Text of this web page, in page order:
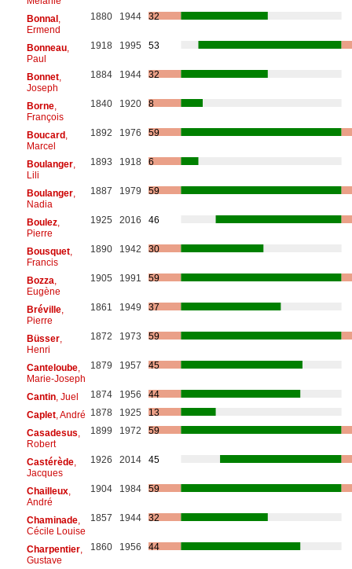
Bonnal,
Ermend
1880 1944 32
Bonneau,
Paul
1918 1995 53
Bonnet,
Joseph
1884 1944 32
Borne,
François
1840 1920 8
Boucard,
Marcel
1892 1976 59
Boulanger,
Lili
1893 1918 6
Boulanger,
Nadia
1887 1979 59
Boulez,
Pierre
1925 2016 46
Bousquet,
Francis
1890 1942 30
Bozza
Eugène
1905 1991 59
Bréville,
Pierre
1861 1949 37
Büsser,
Henri
1872 1973 59
Canteloube,
Marie-Joseph
1879 1957 45
Cantin, Juel 1874 1956
44
Caplet, André 1878 1925
13
Casadesus
Robert
1899 1972 59
Castérède,
Jacques
1926 2014 45
Chailleux,
André
1904 1984 59
Chaminade,
Cécile Louise
1857 1944 32
Charpentier,
Gustave
1860 1956 44